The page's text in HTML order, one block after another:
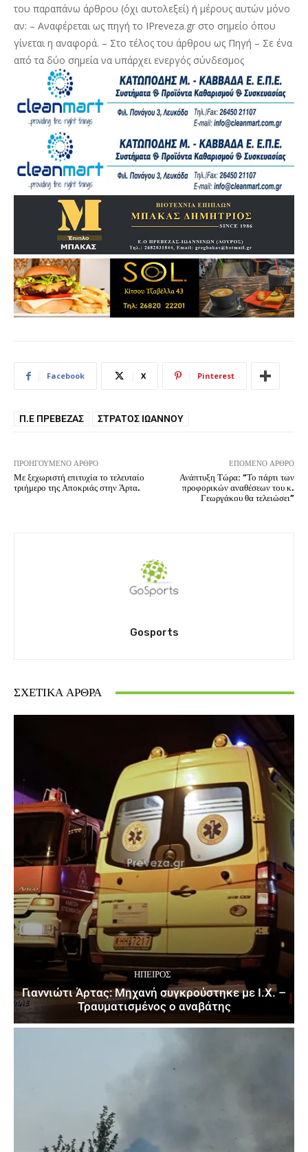
του παραπάνω άρθρου (όχι αυτολεξεί) ή μέρους αυτών μόνο
αν: – Αναφέρεται ως πηγή το IPreveza.gr στο σημείο όπου
γίνεται η αναφορά. – Στο τέλος του άρθρου ως Πηγή – Σε ένα
από τα δύο σημεία να υπάρχει ενεργός σύνδεσμος
Facebook X Pinterest
Π.Ε ΠΡΈΒΕΖΑΣ ΣΤΡΆΤΟΣ ΙΩΆΝΝΟΥ
ΠΡΟΗΓΟΎΜΕΝΟ ΆΡΘΡΟ
Με ξεχωριστή επιτυχία το τελευταίο
τριήμερο της Αποκριάς στην Άρτα.
ΕΠΌΜΕΝΟ ΆΡΘΡΟ
Ανάπτυξη Τώρα: “Το πάρτι των
προφορικών αναθέσεων του κ.
Γεωργάκου θα τελειώσει”
Gosports
ΣΧΕΤΙΚΆ ΆΡΘΡΑ
ΉΠΕΙΡΟΣ
Γιαννιώτι Άρτας: Μηχανή συγκρούστηκε με Ι.Χ. –
Τραυματισμένος ο αναβάτης